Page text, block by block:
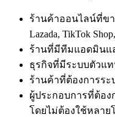
ร้านค้าออนไลน์ที่ข
Lazada, TikTok
ร้านที่มีทีมแอดมินแ
ธุรกิจที่มีระบบตัวแท
ร้านค้าที่ต้องการร
ผู้ประกอบการที่ต้อง
โดยไม่ต้องใช้หลาย